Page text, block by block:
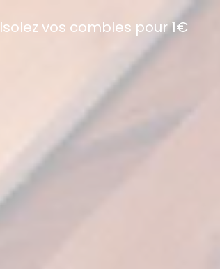
Isolez vos combles pour 1€